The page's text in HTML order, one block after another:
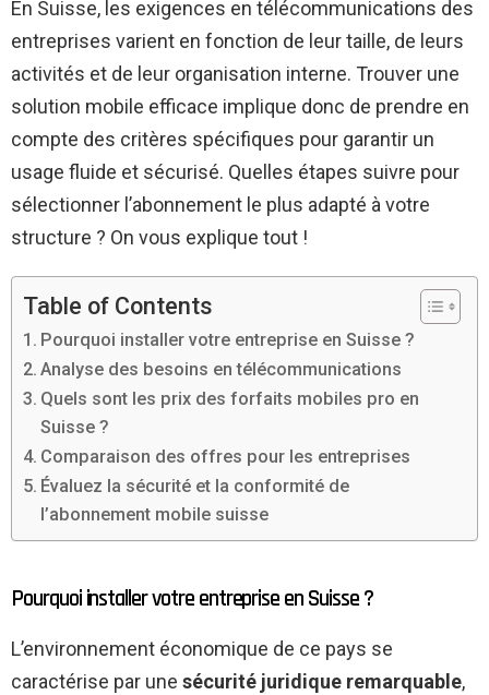
En Suisse, les exigences en télécommunications des
entreprises varient en fonction de leur taille, de leurs
activités et de leur organisation interne. Trouver une
solution mobile efficace implique donc de prendre en
compte des critères spécifiques pour garantir un
usage fluide et sécurisé. Quelles étapes suivre pour
sélectionner l’abonnement le plus adapté à votre
structure ? On vous explique tout !
Table of Contents
Pourquoi installer votre entreprise en Suisse ?
Analyse des besoins en télécommunications
Quels sont les prix des forfaits mobiles pro en
Suisse ?
Comparaison des offres pour les entreprises
Évaluez la sécurité et la conformité de
l’abonnement mobile suisse
Pourquoi installer votre entreprise en Suisse ?
L’environnement économique de ce pays se
caractérise par une sécurité juridique remarquable,